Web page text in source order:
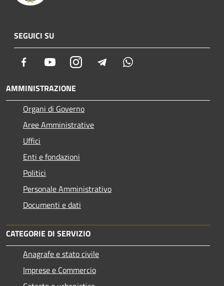
SEGUICI SU
Facebook YoutubeInstagram Telegram
AMMINISTRAZIONE
Organi di Governo
Aree Amministrative
Uffici
Enti e fondazioni
Politici
Personale Amministrativo
Documenti e dati
CATEGORIE DI SERVIZIO
Anagrafe e stato civile
Imprese e Commercio